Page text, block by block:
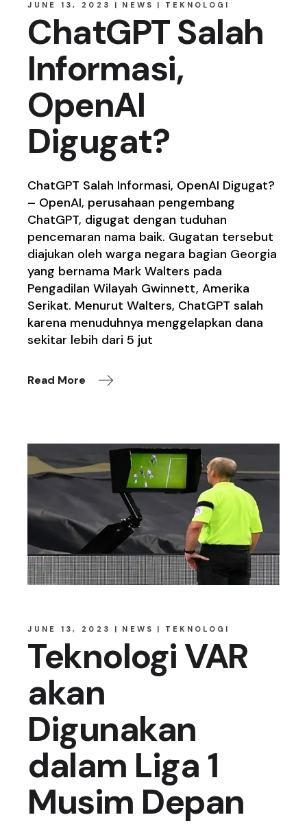
JUNE 13, 2023 NEWS TEKNOLOGI
ChatGPT Salah
Informasi,
OpenAI
Digugat?
ChatGPT Salah Informasi, OpenAI Digugat?
– OpenAI, perusahaan pengembang
ChatGPT, digugat dengan tuduhan
pencemaran nama baik. Gugatan tersebut
diajukan oleh warga negara bagian Georgia
yang bernama Mark Walters pada
Pengadilan Wilayah Gwinnett, Amerika
Serikat. Menurut Walters, ChatGPT salah
karena menuduhnya menggelapkan dana
sekitar lebih dari 5 jut
Read More
JUNE 13, 2023 NEWS TEKNOLOGI
Teknologi VAR
akan
Digunakan
dalam Liga 1
Musim Depan